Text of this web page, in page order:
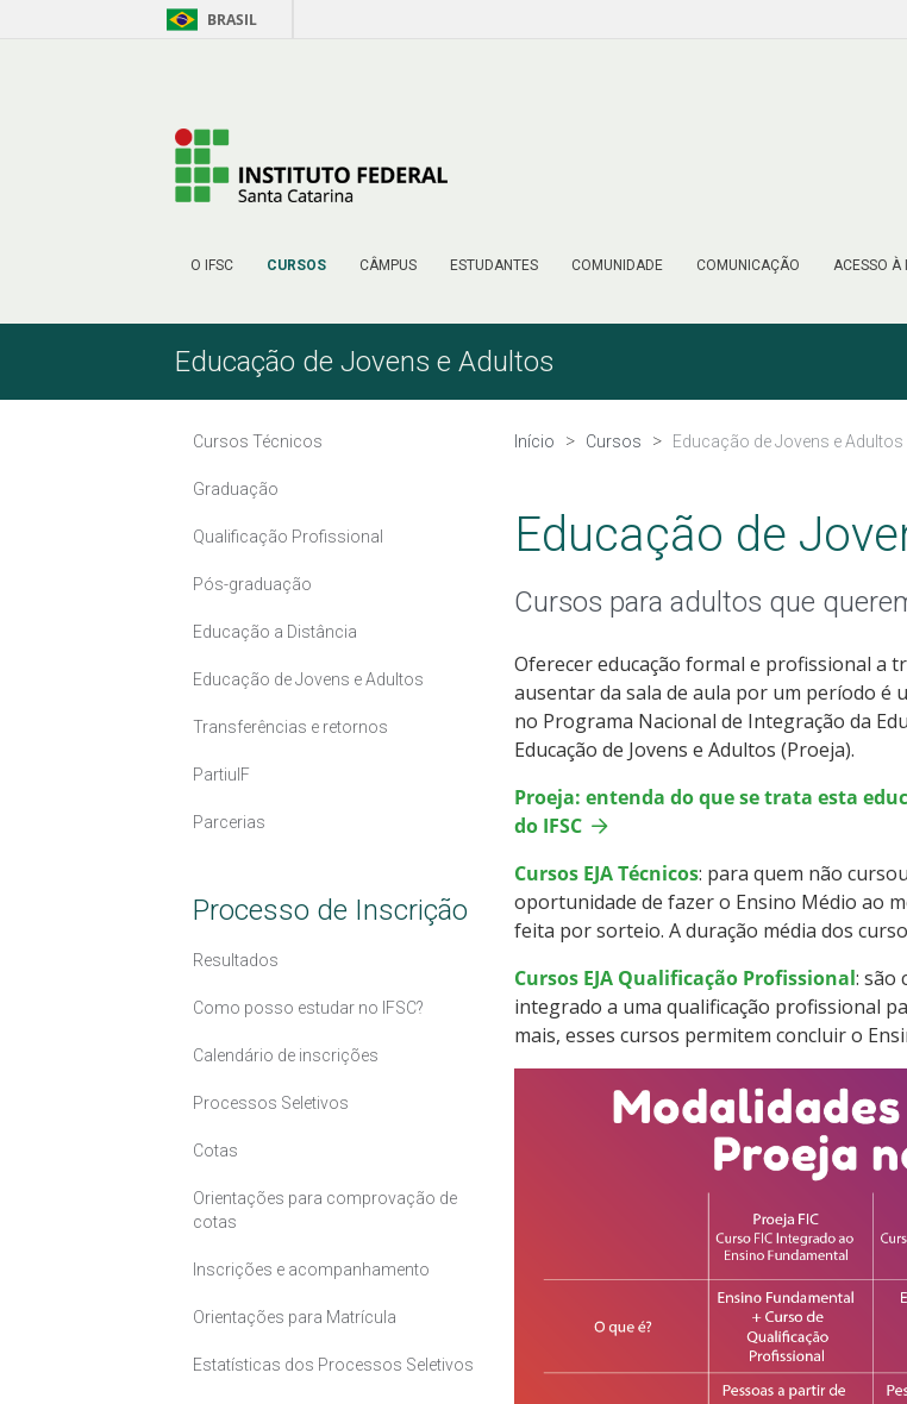
Pular para o Conteúdo BRASIL
O IFSC CURSOS CÂMPUS ESTUDANTES COMUNIDADE COMUNICAÇÃO ACESSO À
Educação de Jovens e Adultos
Cursos Técnicos
Graduação
Qualificação Profissional
Pós-graduação
Educação a Distância
Educação de Jovens e Adultos
Transferências e retornos
PartiuIF
Parcerias
Processo de Inscrição
Resultados
Como posso estudar no IFSC?
Calendário de inscrições
Processos Seletivos
Cotas
Orientações para comprovação de
cotas
Inscrições e acompanhamento
Orientações para Matrícula
Estatísticas dos Processos Seletivos
Início Cursos Educação de Jovens e Adultos
Educação de
Cursos para adultos que
Oferecer educação formal e profissional a
ausentar da sala de aula por um período é
no Programa Nacional de Integração da
Educação de Jovens e Adultos (Proeja).
Proeja: entenda do que se trata esta
do IFSC
Cursos EJA Técnicos: para quem não
oportunidade de fazer o Ensino Médio ao
feita por sorteio. A duração média dos
Cursos EJA Qualificação Profissional: são
integrado a uma qualificação profissional
mais, esses cursos permitem concluir o